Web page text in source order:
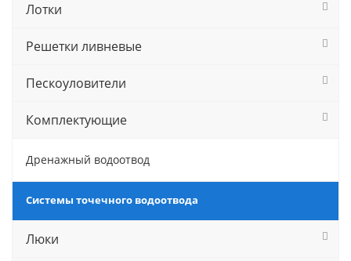
Лотки
Решетки ливневые
Пескоуловители
Комплектующие
Дренажный водоотвод
Системы точечного водоотвода
Люки